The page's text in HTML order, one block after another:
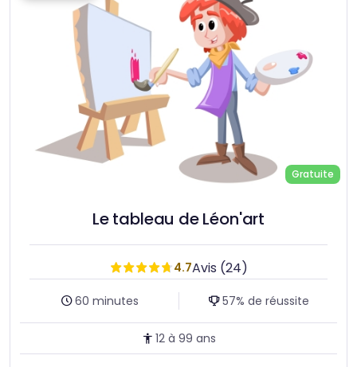
Gratuite
Le tableau de Léon'art
4.7Avis (24)
Durée :
60 minutes Taux de réussite :
57% de réussite
Age :
12 à 99 ans